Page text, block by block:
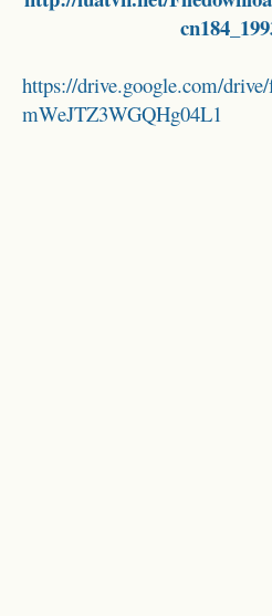
https://drive.google.com/
mWeJTZ3WGQHg04L1